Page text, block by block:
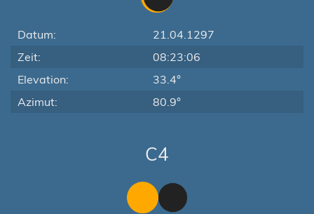
Datum:
21.04.1297
Zeit:
08:23:06
Elevation:
33.4°
Azimut:
80.9°
C4